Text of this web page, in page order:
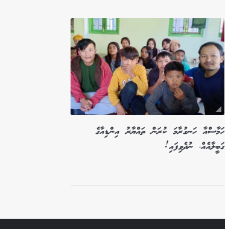
ހަމާސްއާ ހަނގުރާމަ ކުރަން ތައްޔާރު އިންޑިއާގެ
ގަބީލާއެއް، ނުދެވިފައި!